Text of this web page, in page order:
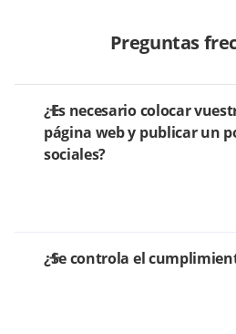
Preguntas
¿Es necesario colocar
página web y publicar un
sociales?
¿Se controla el